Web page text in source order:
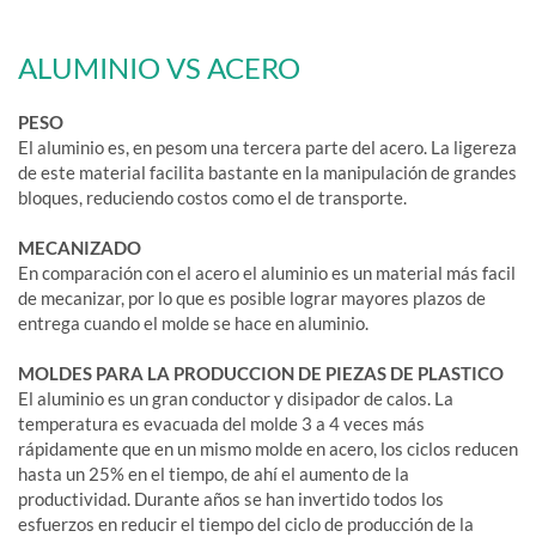
ALUMINIO VS ACERO
PESO
El aluminio es, en pesom una tercera parte del acero. La ligereza
de este material facilita bastante en la manipulación de grandes
bloques, reduciendo costos como el de transporte.
MECANIZADO
En comparación con el acero el aluminio es un material más facil
de mecanizar, por lo que es posible lograr mayores plazos de
entrega cuando el molde se hace en aluminio.
MOLDES PARA LA PRODUCCION DE PIEZAS DE PLASTICO
El aluminio es un gran conductor y disipador de calos. La
temperatura es evacuada del molde 3 a 4 veces más
rápidamente que en un mismo molde en acero, los ciclos reducen
hasta un 25% en el tiempo, de ahí el aumento de la
productividad. Durante años se han invertido todos los
esfuerzos en reducir el tiempo del ciclo de producción de la